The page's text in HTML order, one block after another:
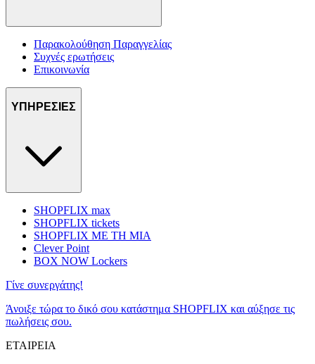
Παρακολούθηση Παραγγελίας
Συχνές ερωτήσεις
Επικοινωνία
ΥΠΗΡΕΣΙΕΣ
SHOPFLIX max
SHOPFLIX tickets
SHOPFLIX ΜΕ ΤΗ ΜΙΑ
Clever Point
BOX NOW Lockers
Γίνε συνεργάτης!
Άνοιξε τώρα το δικό σου κατάστημα SHOPFLIX και αύξησε τις
πωλήσεις σου.
ΕΤΑΙΡΕΙΑ